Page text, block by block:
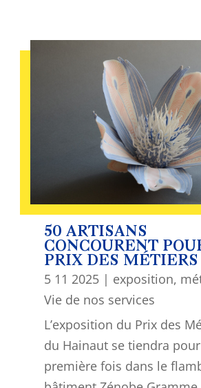
50 ARTISANS
CONCOURENT
PRIX DES MÉTIERS
5 11 2025| exposition,
Vie de nos services
L’exposition du Prix des
du Hainaut se tiendra
première fois dans le